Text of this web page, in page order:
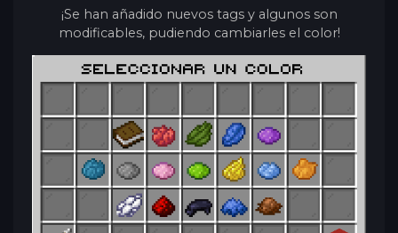
¡Se han añadido nuevos tags y algunos son
modificables, pudiendo cambiarles el color!